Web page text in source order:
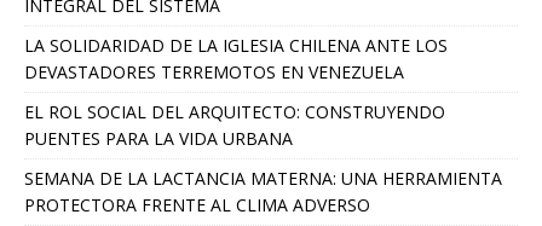
INTEGRAL DEL SISTEMA
LA SOLIDARIDAD DE LA IGLESIA CHILENA ANTE LOS
DEVASTADORES TERREMOTOS EN VENEZUELA
EL ROL SOCIAL DEL ARQUITECTO: CONSTRUYENDO
PUENTES PARA LA VIDA URBANA
SEMANA DE LA LACTANCIA MATERNA: UNA HERRAMIENTA
PROTECTORA FRENTE AL CLIMA ADVERSO